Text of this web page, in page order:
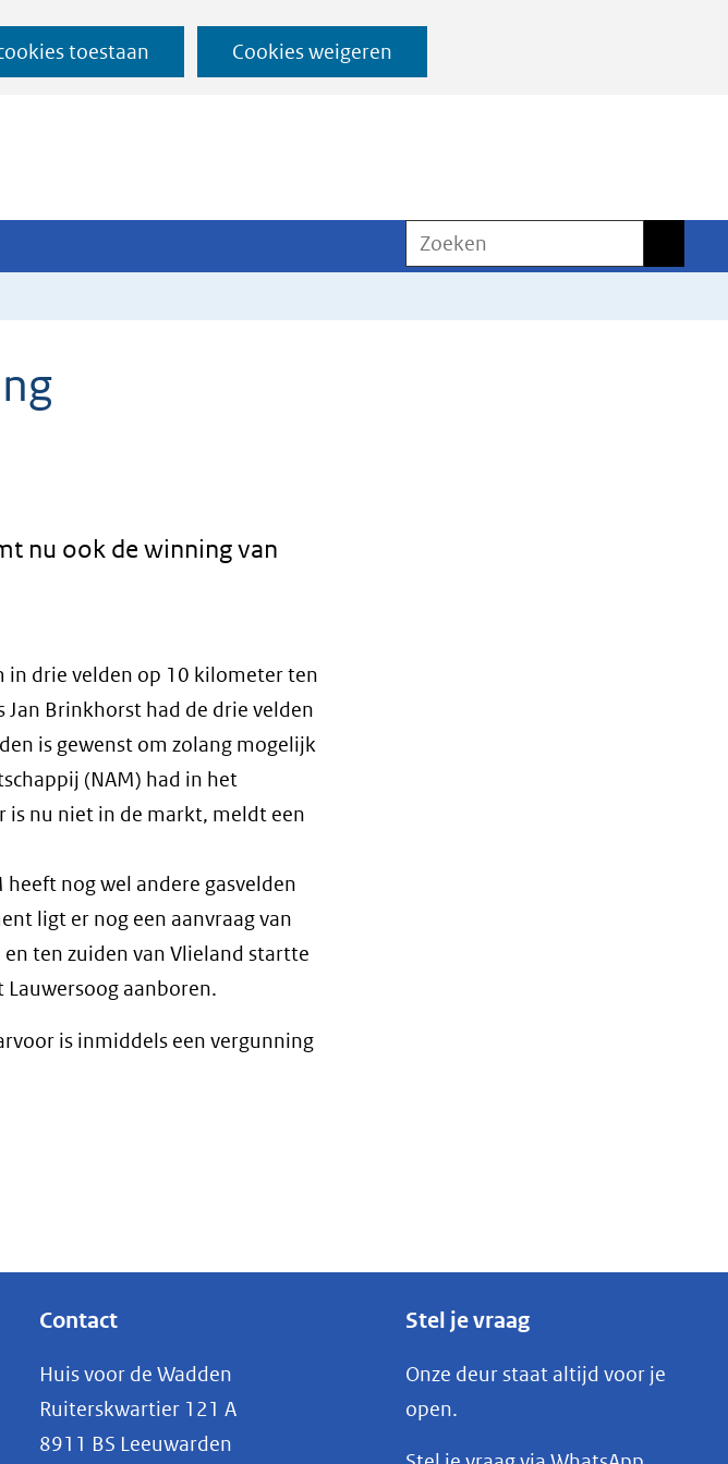
toestaan Cookies weigeren
Ga
naar
Zoeken
nu ook de winning van
in drie velden op 10 kilometer ten
Brinkhorst had de drie velden
is gewenst om zolang mogelijk
(NAM) had in het
is nu niet in de markt, meldt een
nog wel andere gasvelden
ligt er nog een aanvraag van
ten zuiden van Vlieland startte
aanboren.
is inmiddels een vergunning
Contact
Huis voor de Wadden
Ruiterskwartier 121 A
8911 BS Leeuwarden
Stel je vraag
Onze deur staat altijd voor je
open.